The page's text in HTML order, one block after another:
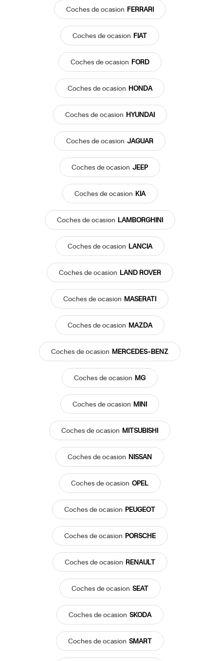
Coches de ocasion FERRARI
Coches de ocasion FIAT
Coches de ocasion FORD
Coches de ocasion HONDA
Coches de ocasion HYUNDAI
Coches de ocasion JAGUAR
Coches de ocasion JEEP
Coches de ocasion KIA
Coches de ocasion LAMBORGHINI
Coches de ocasion LANCIA
Coches de ocasion LAND ROVER
Coches de ocasion MASERATI
Coches de ocasion MAZDA
Coches de ocasion MERCEDES-BENZ
Coches de ocasion MG
Coches de ocasion MINI
Coches de ocasion MITSUBISHI
Coches de ocasion NISSAN
Coches de ocasion OPEL
Coches de ocasion PEUGEOT
Coches de ocasion PORSCHE
Coches de ocasion RENAULT
Coches de ocasion SEAT
Coches de ocasion SKODA
Coches de ocasion SMART